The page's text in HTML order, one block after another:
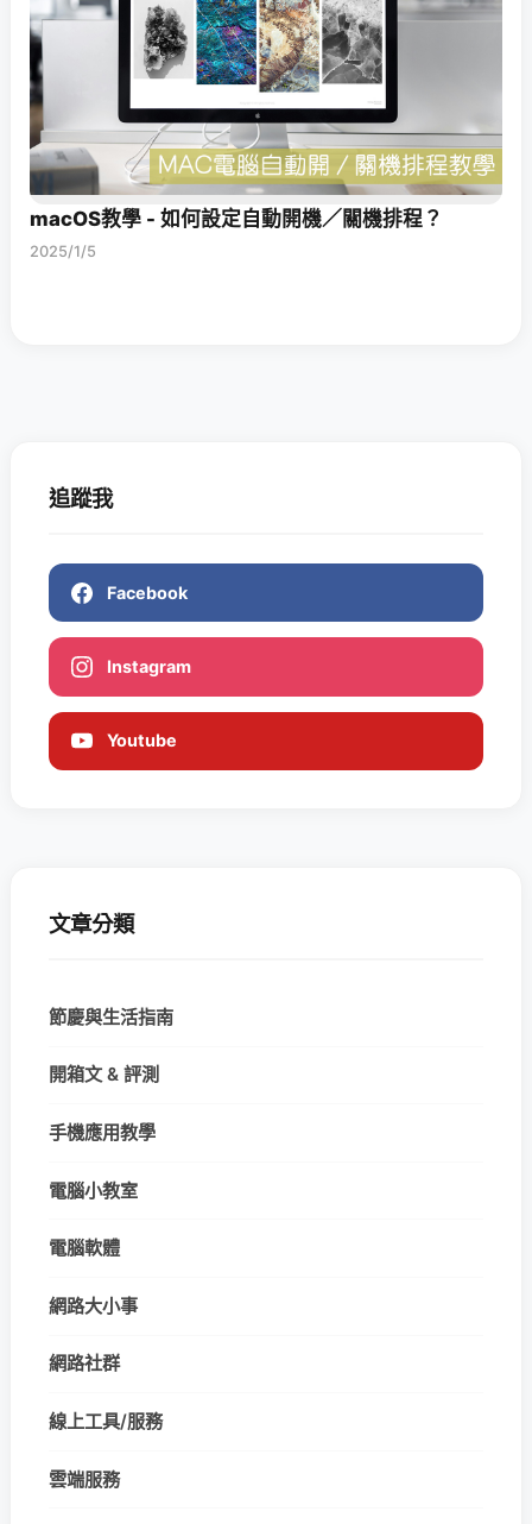
macOS教學 - 如何設定自動開機／關機排程？
2025/1/5
追蹤我
Facebook
Instagram
Youtube
文章分類
節慶與生活指南
開箱文 & 評測
手機應用教學
電腦小教室
電腦軟體
網路大小事
網路社群
線上工具/服務
雲端服務